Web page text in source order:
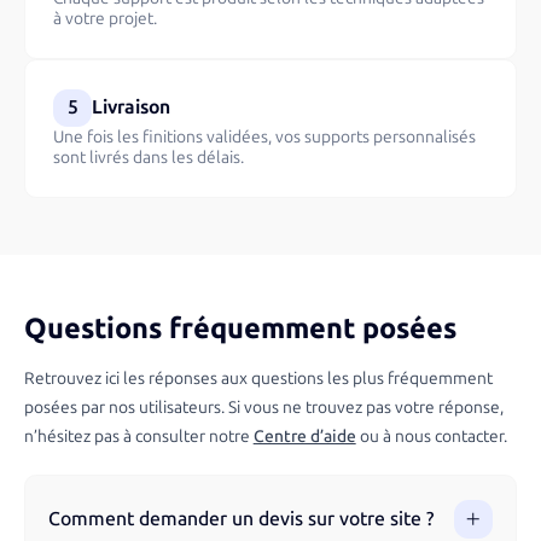
à votre projet.
5 Livraison
Une fois les finitions validées, vos supports personnalisés
sont livrés dans les délais.
Questions fréquemment posées
Retrouvez ici les réponses aux questions les plus fréquemment
posées par nos utilisateurs. Si vous ne trouvez pas votre réponse,
n’hésitez pas à consulter notre Centre d’aide ou à nous contacter.
Comment demander un devis sur votre site ?